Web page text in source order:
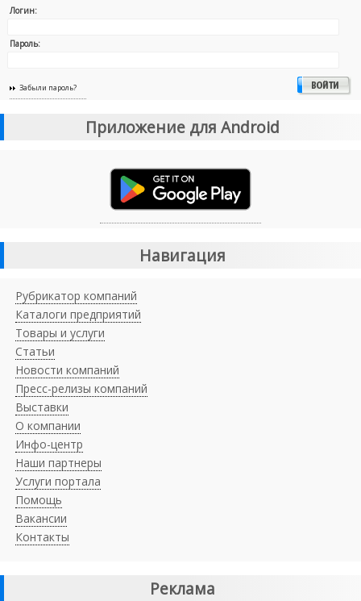
Логин:
Пароль:
Забыли пароль?
Приложение для Android
Навигация
Рубрикатор компаний
Каталоги предприятий
Товары и услуги
Статьи
Новости компаний
Пресс-релизы компаний
Выставки
О компании
Инфо-центр
Наши партнеры
Услуги портала
Помощь
Вакансии
Контакты
Реклама